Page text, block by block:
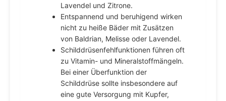
Lavendel und Zitrone.
Entspannend und beruhigend wirken
nicht zu heiße Bäder mit Zusätzen
von Baldrian, Melisse oder Lavendel.
Schilddrüsenfehlfunktionen führen oft
zu Vitamin- und Mineralstoffmängeln.
Bei einer Überfunktion der
Schilddrüse sollte insbesondere auf
eine gute Versorgung mit Kupfer,